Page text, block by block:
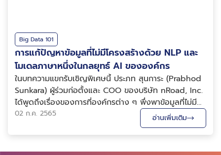
Big Data 101
การแก้ปัญหาข้อมูลที่ไม่มีโครงสร้างด้วย NLP และ
โมเดลภาษาหนึ่งในกลยุทธ์ AI ขององค์กร
ในบทความแขกรับเชิญพิเศษนี้ ประภท สุนการะ (Prabhod
Sunkara) ผู้ร่วมก่อตั้งและ COO ของบริษัท nRoad, Inc.
ได้พูดถึงเรื่องของการที่องค์กรต่าง ๆ พึ่งพาข้อมูลที่ไม่มี
โครงสร้างมากขึ้นเพื่อจุดประสงค์ในการวิเคราะห์ กำกับดูแล
และทำการตัดสินใจในระดับองค์กร โดย nRoad เป็น
แพลตฟอร์มที่สร้างมาเพื่อการประมวลผลภาษาธ...
02 ก.ค. 2565 อ่านเพิ่มเติม